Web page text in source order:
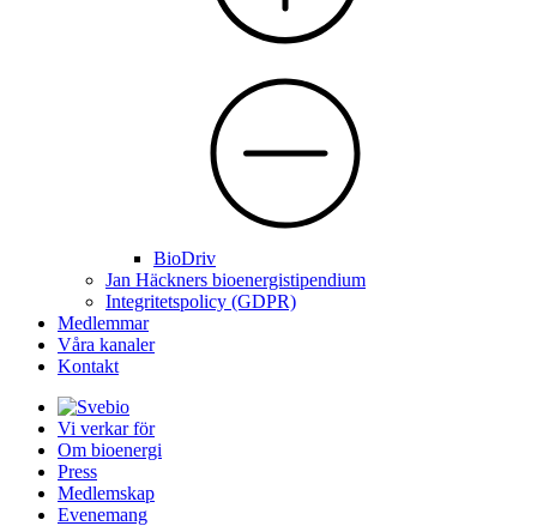
BioDriv
Jan Häckners bioenergistipendium
Integritetspolicy (GDPR)
Medlemmar
Våra kanaler
Kontakt
Vi verkar för
Om bioenergi
Press
Medlemskap
Evenemang